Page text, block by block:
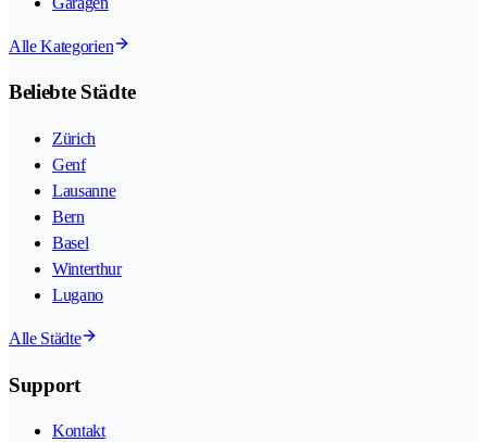
Alle Kategorien
Beliebte Städte
Zürich
Genf
Lausanne
Bern
Basel
Winterthur
Lugano
Alle Städte
Support
Kontakt